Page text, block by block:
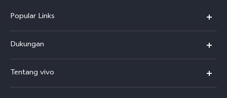
Popular Links
T5
T5 Pro
Dukungan
Service Center
Tentang vivo